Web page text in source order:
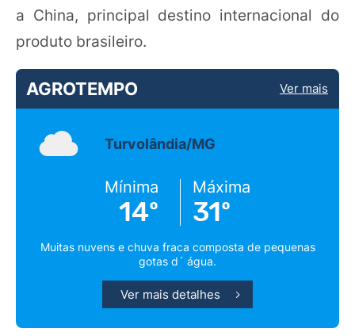
a China, principal destino internacional do
produto brasileiro.
AGROTEMPO Ver mais
Turvolândia/MG
Mínima
14º
Máxima
31º
Muitas nuvens e chuva fraca composta de pequenas
gotas d´ água.
Ver mais detalhes